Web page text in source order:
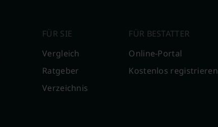
FÜR SIE
Vergleich
Ratgeber
Verzeichnis
FÜR BESTATTER
Online-Portal
Kostenlos registrieren